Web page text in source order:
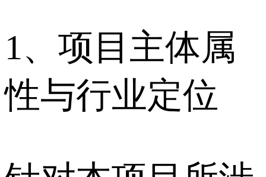
1、项目主体属
性与行业定位